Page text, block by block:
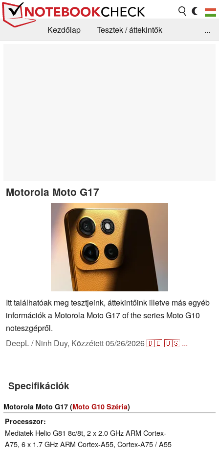
Kezdőlap
Tesztek / áttekintők
...
Motorola Moto G17
Itt találhatóak meg tesztjeink, áttekintőink illetve más egyéb
információk a Motorola Moto G17 of the series Moto G10
noteszgépről.
DeepL / Ninh Duy, Közzétett05/26/2026🇩🇪🇺🇸 ...
Specifikációk
Motorola Moto G17 (Moto G10 Széria)
Processzor
Mediatek Helio G81 8c/8t, 2 x 2.0 GHz ARM Cortex-
A75, 6 x 1.7 GHz ARM Cortex-A55, Cortex-A75 / A55